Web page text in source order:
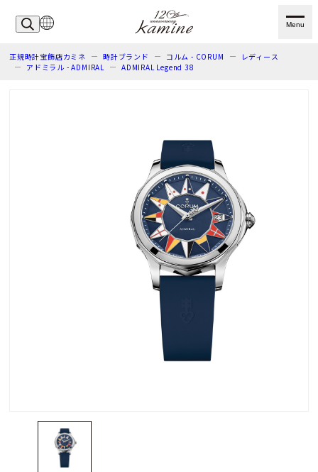
Menu
正規時計宝飾店カミネ 時計ブランド コルム - CORUM
レディース
アドミラル - ADMIRAL
ADMIRAL Legend 38